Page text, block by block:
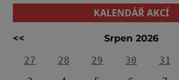
KALENDÁŘ AKCÍ
<< Srpen 2026
27
28 29 30 31